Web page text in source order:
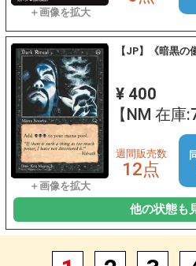
【JP】《暗黒
¥ 400
【NM 在庫:7
週間販売数
12点
他の状態も